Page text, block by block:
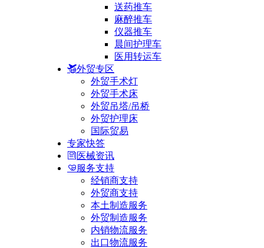
送药推车
麻醉推车
仪器推车
晨间护理车
医用转运车
外贸专区
外贸手术灯
外贸手术床
外贸吊塔/吊桥
外贸护理床
国际贸易
专家快答
医械资讯
服务支持
经销商支持
外贸商支持
本土制造服务
外贸制造服务
内销物流服务
出口物流服务